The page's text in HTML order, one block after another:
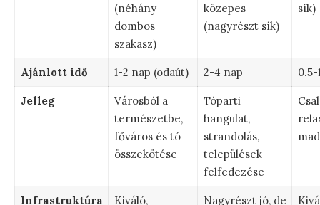
(néhány
dombos
szakasz)
közepes
(nagyrészt sík)
sík)
Ajánlott idő 1-2 nap (odaút) 2-4 nap 0.5-
Jelleg
Városból a
természetbe,
főváros és tó
összekötése
Tóparti
hangulat,
strandolás,
települések
felfedezése
Infrastruktúra
Kiváló,
Nagyrészt jó, de